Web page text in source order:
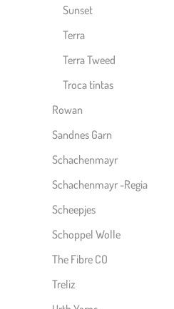
Sunset
Terra
Terra Tweed
Troca tintas
Rowan
Sandnes Garn
Schachenmayr
Schachenmayr -Regia
Scheepjes
Schoppel Wolle
The Fibre CO
Treliz